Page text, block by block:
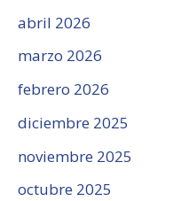
abril 2026
marzo 2026
febrero 2026
diciembre 2025
noviembre 2025
octubre 2025